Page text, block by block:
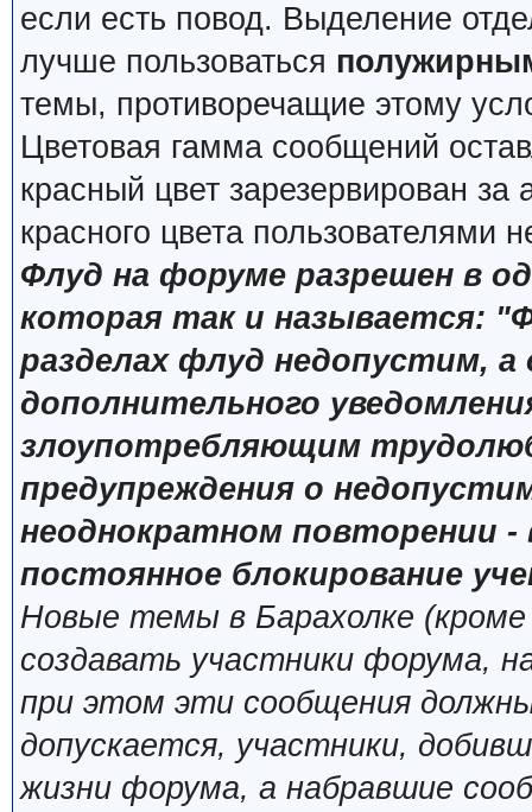
если есть повод. Выделение
лучше пользоваться
темы, противоречащие этому
Цветовая гамма сообщений
красный цвет зарезервирован
красного цвета пользователями
Флуд на форуме разрешен в
которая так и называется:
разделах флуд недопустим,
дополнительного
злоупотребляющим
предупреждения о
неоднократном повторении
постоянное блокирование
Новые темы в Барахолке
создавать участники форума,
при этом эти сообщения
допускается, участники,
жизни форума, а набравшие